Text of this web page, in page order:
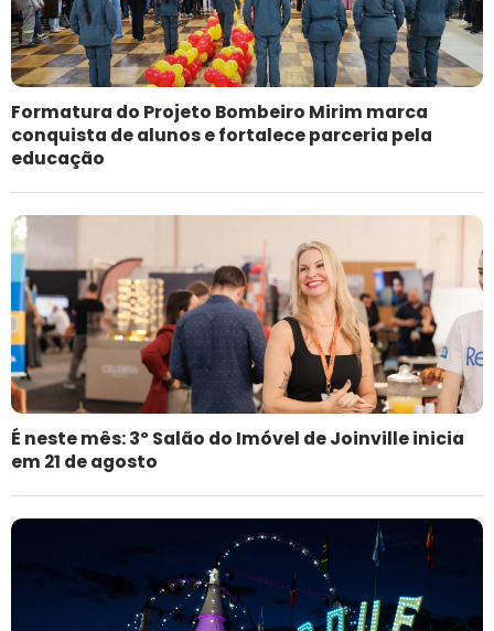
Formatura do Projeto Bombeiro Mirim marca
conquista de alunos e fortalece parceria pela
educação
É neste mês: 3º Salão do Imóvel de Joinville inicia
em 21 de agosto